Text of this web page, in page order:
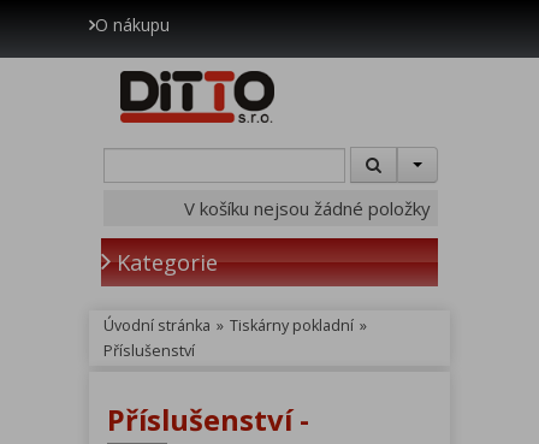
O nákupu
V košíku nejsou žádné položky
Kategorie
Úvodní stránka » Tiskárny pokladní »
Příslušenství
Příslušenství -